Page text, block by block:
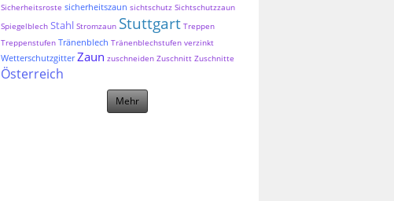
Sicherheitsroste sicherheitszaun sichtschutz Sichtschutzzaun
Spiegelblech Stahl Stromzaun Stuttgart Treppen
Treppenstufen Tränenblech Tränenblechstufen verzinkt
Wetterschutzgitter Zaun zuschneiden Zuschnitt Zuschnitte
Österreich
Mehr